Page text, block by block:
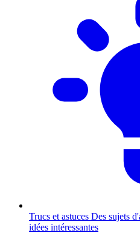
Trucs et astuces Des sujets
idées intéressantes